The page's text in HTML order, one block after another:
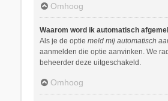
Omhoog
Waarom word ik automatisch
Als je de optie meld mij automatisch
aanmelden die optie aanvinken. We
beheerder deze uitgeschakeld.
Omhoog